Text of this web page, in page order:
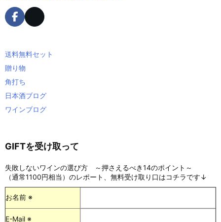
送料無料セット
贈り物
角打ち
日本酒ブログ
ワインブログ
GIFTを受け取って
失敗しないワインの選び方 ～押さえるべき14のポイント～
（通常1100円相当）のレポート、無料受け取り口はコチラです↓
お名前 ※
E-Mail ※